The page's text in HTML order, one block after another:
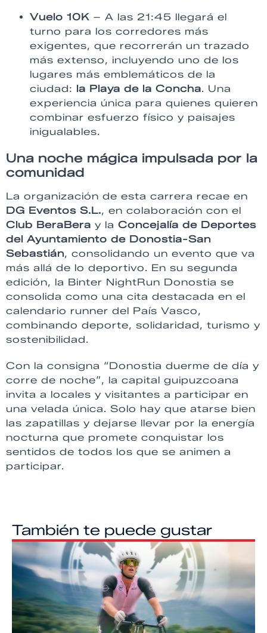
Vuelo 10K – A las 21:45 llegará el
turno para los corredores más
exigentes, que recorrerán un trazado
más extenso, incluyendo uno de los
lugares más emblemáticos de la
ciudad:
la Playa de la Concha. Una
experiencia única para quienes quieren
combinar esfuerzo físico y paisajes
inigualables.
Una noche mágica impulsada por la
comunidad
La organización de esta carrera recae en
DG Eventos S.L., en colaboración con el
Club BeraBera y la Concejalía de Deportes
del Ayuntamiento de Donostia-San
Sebastián, consolidando un evento que va
más allá de lo deportivo. En su segunda
edición, la Binter NightRun Donostia se
consolida como una cita destacada en el
calendario runner del País Vasco,
combinando deporte, solidaridad, turismo y
sostenibilidad.
Con la consigna “Donostia duerme de día y
corre de noche”, la capital guipuzcoana
invita a locales y visitantes a participar en
una velada única. Solo hay que atarse bien
las zapatillas y dejarse llevar por la energía
nocturna que promete conquistar los
sentidos de todos los que se animen a
participar.
También te puede gustar